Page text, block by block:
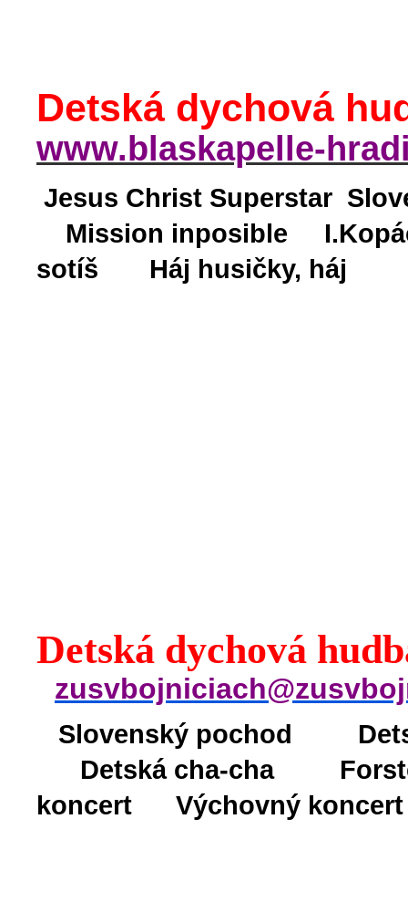
Detská dychová
www.blaskapelle-
Jesus Christ Superstar
Mission inposible
sotíš
Háj husičky, háj
Detská dychová
Slovenský pochod
Detská cha-cha
koncert
Výchovný koncert